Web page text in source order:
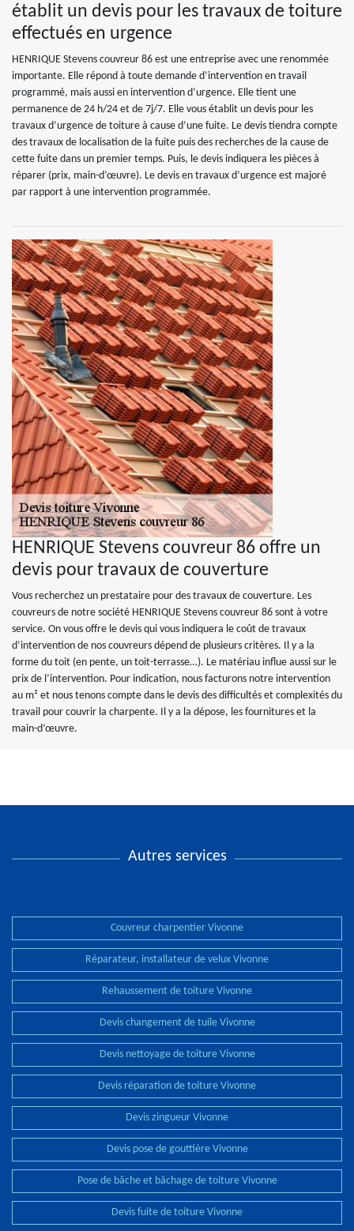
établit un devis pour les travaux de toiture
effectués en urgence
HENRIQUE Stevens couvreur 86 est une entreprise avec une renommée
importante. Elle répond à toute demande d’intervention en travail
programmé, mais aussi en intervention d’urgence. Elle tient une
permanence de 24 h/24 et de 7j/7. Elle vous établit un devis pour les
travaux d’urgence de toiture à cause d’une fuite. Le devis tiendra compte
des travaux de localisation de la fuite puis des recherches de la cause de
cette fuite dans un premier temps. Puis, le devis indiquera les pièces à
réparer (prix, main-d’œuvre). Le devis en travaux d’urgence est majoré
par rapport à une intervention programmée.
HENRIQUE Stevens couvreur 86 offre un
devis pour travaux de couverture
Vous recherchez un prestataire pour des travaux de couverture. Les
couvreurs de notre société HENRIQUE Stevens couvreur 86 sont à votre
service. On vous offre le devis qui vous indiquera le coût de travaux
d’intervention de nos couvreurs dépend de plusieurs critères. Il y a la
forme du toit (en pente, un toit-terrasse…). Le matériau influe aussi sur le
prix de l’intervention. Pour indication, nous facturons notre intervention
au m² et nous tenons compte dans le devis des difficultés et complexités du
travail pour couvrir la charpente. Il y a la dépose, les fournitures et la
main-d’œuvre.
Autres services
Couvreur charpentier Vivonne
Réparateur, installateur de velux Vivonne
Rehaussement de toiture Vivonne
Devis changement de tuile Vivonne
Devis nettoyage de toiture Vivonne
Devis réparation de toiture Vivonne
Devis zingueur Vivonne
Devis pose de gouttière Vivonne
Pose de bâche et bâchage de toiture Vivonne
Devis fuite de toiture Vivonne